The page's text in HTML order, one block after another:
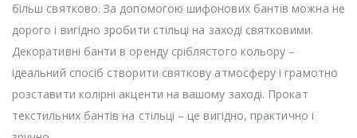
більш святково. За допомогою шифонових бантів можна не
дорого і вигідно зробити стільці на заході святковими.
Декоративні банти в оренду сріблястого кольору –
ідеальний спосіб створити святкову атмосферу і грамотно
розставити колірні акценти на вашому заході. Прокат
текстильних бантів на стільці – це вигідно, практично і